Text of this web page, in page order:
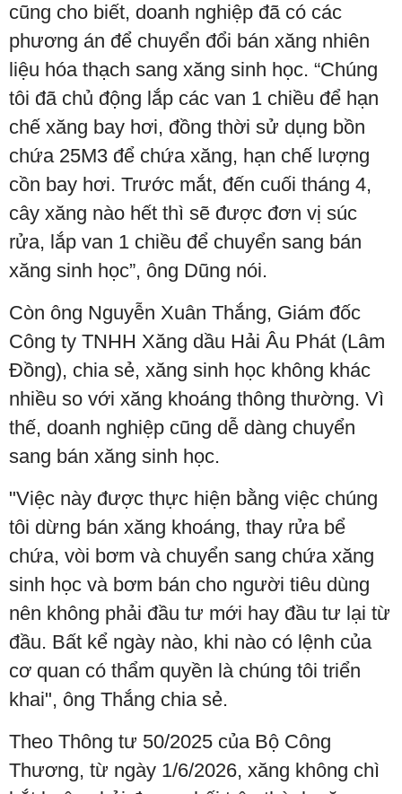
cũng cho biết, doanh nghiệp đã có các
phương án để chuyển đổi bán xăng nhiên
liệu hóa thạch sang xăng sinh học. “Chúng
tôi đã chủ động lắp các van 1 chiều để hạn
chế xăng bay hơi, đồng thời sử dụng bồn
chứa 25M3 để chứa xăng, hạn chế lượng
cồn bay hơi. Trước mắt, đến cuối tháng 4,
cây xăng nào hết thì sẽ được đơn vị súc
rửa, lắp van 1 chiều để chuyển sang bán
xăng sinh học”, ông Dũng nói.
Còn ông Nguyễn Xuân Thắng, Giám đốc
Công ty TNHH Xăng dầu Hải Âu Phát (Lâm
Đồng), chia sẻ, xăng sinh học không khác
nhiều so với xăng khoáng thông thường. Vì
thế, doanh nghiệp cũng dễ dàng chuyển
sang bán xăng sinh học.
"Việc này được thực hiện bằng việc chúng
tôi dừng bán xăng khoáng, thay rửa bể
chứa, vòi bơm và chuyển sang chứa xăng
sinh học và bơm bán cho người tiêu dùng
nên không phải đầu tư mới hay đầu tư lại từ
đầu. Bất kể ngày nào, khi nào có lệnh của
cơ quan có thẩm quyền là chúng tôi triển
khai", ông Thắng chia sẻ.
Theo Thông tư 50/2025 của Bộ Công
Thương, từ ngày 1/6/2026, xăng không chì